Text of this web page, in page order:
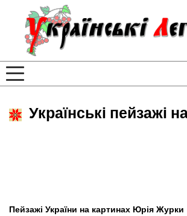
Українські пейзажі
Пейзажі України на картинах Юрія Журки